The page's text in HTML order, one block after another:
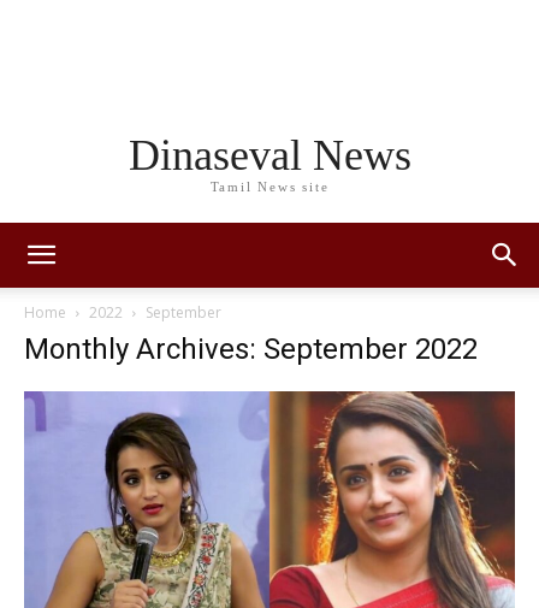
Dinaseval News
Tamil News site
Home 2022 September
Monthly Archives: September 2022